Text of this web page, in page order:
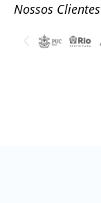
Nossos Clientes